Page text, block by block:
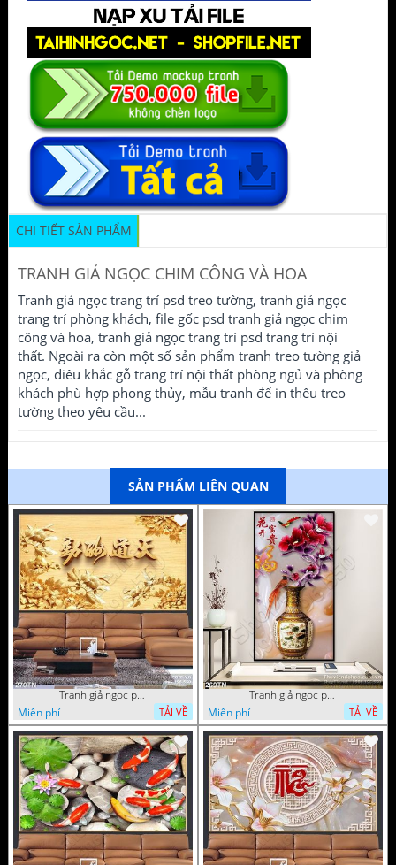
CHI TIẾT SẢN PHẨM
TRANH GIẢ NGỌC CHIM CÔNG VÀ HOA
Tranh giả ngọc trang trí psd treo tường, tranh giả ngọc
trang trí phòng khách, file gốc psd tranh giả ngọc chim
công và hoa, tranh giả ngọc trang trí psd trang trí nội
thất. Ngoài ra còn một số sản phẩm tranh treo tường giả
ngọc, điêu khắc gỗ trang trí nội thất phòng ngủ và phòng
khách phù hợp phong thủy, mẫu tranh để in thêu treo
tường theo yêu cầu...
SẢN PHẨM LIÊN QUAN
Tranh giả ngọc phù điêu ấn tượng
Miễn phí
TẢI VỀ
Tranh giả ngọc phù điêu rồng đẹp
Miễn phí
TẢI VỀ